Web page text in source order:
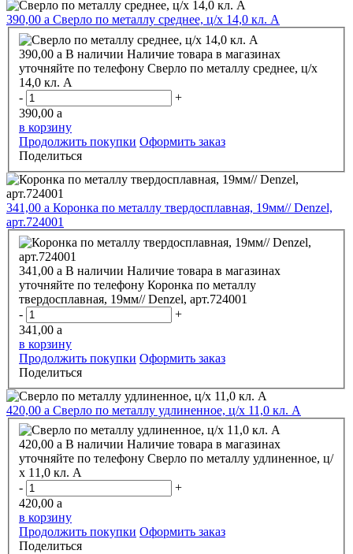
390,00 a Сверло по металлу среднее, ц/х 14,0 кл. А
390,00 a В наличии Наличие товара в магазинах
уточняйте по телефону Сверло по металлу среднее, ц/х
14,0 кл. А
-
+
390,00 a
в корзину
Продолжить покупки Оформить заказ
Поделиться
341,00 a Коронка по металлу твердосплавная, 19мм// Denzel,
арт.724001
341,00 a В наличии Наличие товара в магазинах
уточняйте по телефону Коронка по металлу
твердосплавная, 19мм// Denzel, арт.724001
-
+
341,00 a
в корзину
Продолжить покупки Оформить заказ
Поделиться
420,00 a Сверло по металлу удлиненное, ц/х 11,0 кл. А
420,00 a В наличии Наличие товара в магазинах
уточняйте по телефону Сверло по металлу удлиненное, ц/
х 11,0 кл. А
-
+
420,00 a
в корзину
Продолжить покупки Оформить заказ
Поделиться